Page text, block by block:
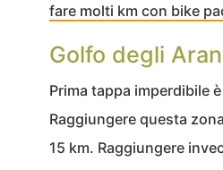
fare molti km con bike
Golfo degli
Prima tappa imperdibile
Raggiungere questa
15 km. Raggiungere